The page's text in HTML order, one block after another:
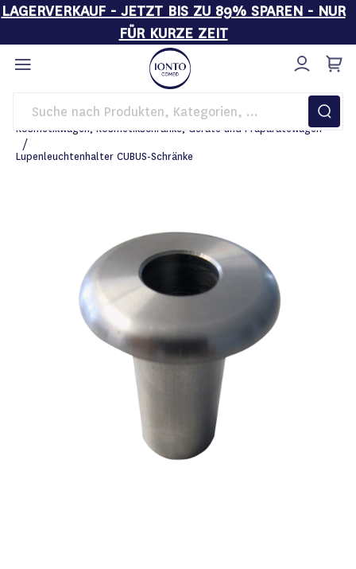
LAGERVERKAUF - JETZT BIS ZU 89% SPAREN - NUR
FÜR KURZE ZEIT
Direkt
zum
Inhalt
Startseite
Einrichtung
Kosmetikwagen, Kosmetikschränke, Geräte und Präparatewagen
Lupenleuchtenhalter CUBUS-Schränke